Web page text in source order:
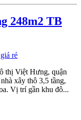
248m2 TB
thị Việt Hưng, quận
xây thô 3,5 tầng,
Vị trí gần khu đô...